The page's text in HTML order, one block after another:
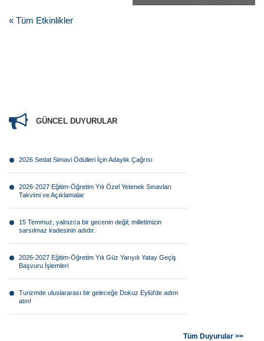
« Tüm Etkinlikler
GÜNCEL DUYURULAR
2026 Sedat Simavi Ödülleri İçin Adaylık Çağrısı
2026-2027 Eğitim-Öğretim Yılı Özel Yetenek Sınavları
Takvimi ve Açıklamalar
15 Temmuz, yalnızca bir gecenin değil; milletimizin
sarsılmaz iradesinin adıdır.
2026-2027 Eğitim-Öğretim Yılı Güz Yarıyılı Yatay Geçiş
Başvuru İşlemleri
Turizmde uluslararası bir geleceğe Dokuz Eylül’de adım
atın!
Tüm Duyurular >>